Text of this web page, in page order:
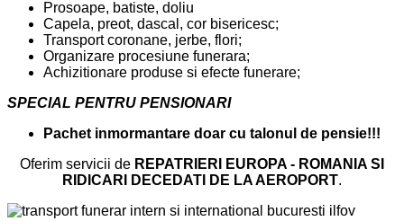
Prosoape, batiste, doliu
Capela, preot, dascal, cor bisericesc;
Transport coronane, jerbe, flori;
Organizare procesiune funerara;
Achizitionare produse si efecte funerare;
SPECIAL PENTRU PENSIONARI
Pachet inmormantare doar cu talonul de pensie!!!
Oferim servicii de REPATRIERI EUROPA - ROMANIA SI
RIDICARI DECEDATI DE LA AEROPORT.